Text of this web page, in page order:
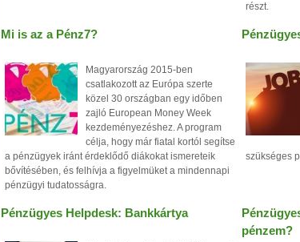
részt.
Mi is az a Pénz7?
Magyarország 2015-ben
csatlakozott az Európa szerte
közel 30 országban egy időben
zajló European Money Week
kezdeményezéshez. A program
célja, hogy már fiatal kortól segítse
a pénzügyek iránt érdeklődő diákokat ismereteik
bővítésében, és felhívja a figyelmüket a mindennapi
pénzügyi tudatosságra.
szükséges
Pénzügyes Helpdesk: Bankkártya
pénzem?